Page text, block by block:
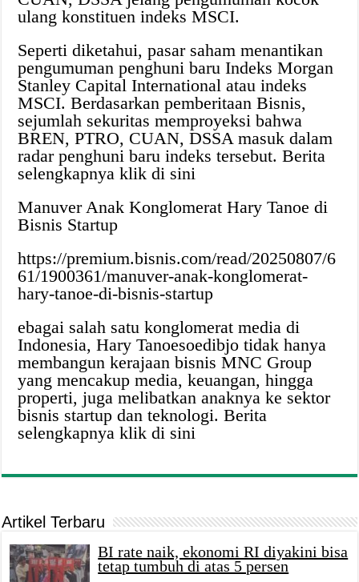
ulang konstituen indeks MSCI.
Seperti diketahui, pasar saham menantikan
pengumuman penghuni baru Indeks Morgan
Stanley Capital International atau indeks
MSCI. Berdasarkan pemberitaan Bisnis,
sejumlah sekuritas memproyeksi bahwa
BREN, PTRO, CUAN, DSSA masuk dalam
radar penghuni baru indeks tersebut. Berita
selengkapnya klik di sini
Manuver Anak Konglomerat Hary Tanoe di
Bisnis Startup
https://premium.bisnis.com/read/20250807/6
61/1900361/manuver-anak-konglomerat-
hary-tanoe-di-bisnis-startup
ebagai salah satu konglomerat media di
Indonesia, Hary Tanoesoedibjo tidak hanya
membangun kerajaan bisnis MNC Group
yang mencakup media, keuangan, hingga
properti, juga melibatkan anaknya ke sektor
bisnis startup dan teknologi. Berita
selengkapnya klik di sini
Artikel Terbaru
BI rate naik, ekonomi RI diyakini bisa
tetap tumbuh di atas 5 persen